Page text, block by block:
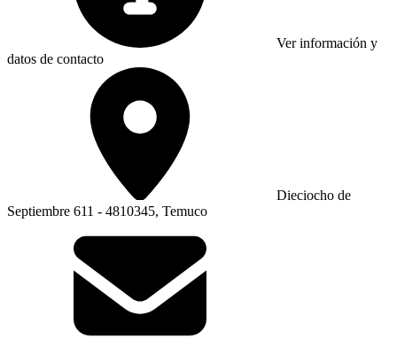
Ver información y
datos de contacto
Dieciocho de
Septiembre 611 - 4810345, Temuco